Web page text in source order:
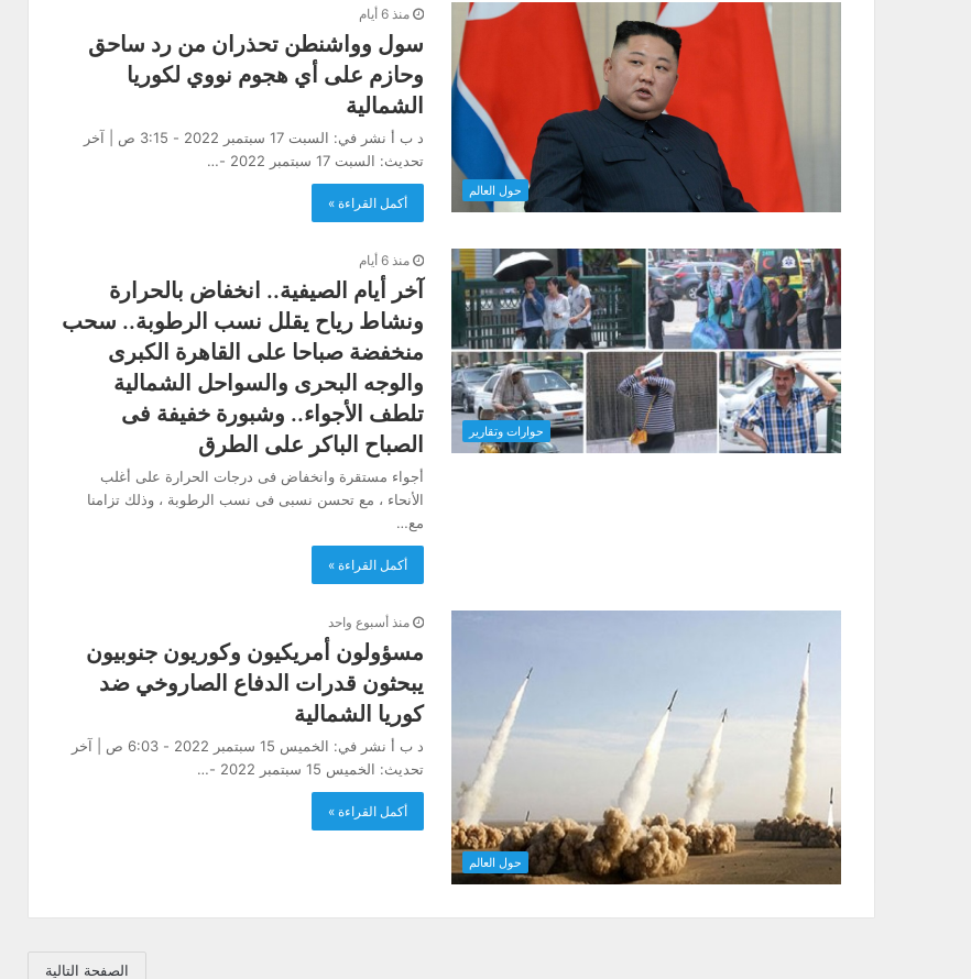
حول العالم
منذ 6 أيام
سول وواشنطن تحذران من رد ساحق
وحازم على أي هجوم نووي لكوريا
الشمالية
د ب أ نشر في: السبت 17 سبتمبر 2022 - 3:15 ص | آخر
تحديث: السبت 17 سبتمبر 2022 -…
أكمل القراءة »
حوارات وتقارير
منذ 6 أيام
آخر أيام الصيفية.. انخفاض بالحرارة
ونشاط رياح يقلل نسب الرطوبة.. سحب
منخفضة صباحا على القاهرة الكبرى
والوجه البحرى والسواحل الشمالية
تلطف الأجواء.. وشبورة خفيفة فى
الصباح الباكر على الطرق
أجواء مستقرة وانخفاض فى درجات الحرارة على أغلب
الأنحاء ، مع تحسن نسبى فى نسب الرطوبة ، وذلك تزامنا
مع…
أكمل القراءة »
حول العالم
منذ أسبوع واحد
مسؤولون أمريكيون وكوريون جنوبيون
يبحثون قدرات الدفاع الصاروخي ضد
كوريا الشمالية
د ب أ نشر في: الخميس 15 سبتمبر 2022 - 6:03 ص | آخر
تحديث: الخميس 15 سبتمبر 2022 -…
أكمل القراءة »
الصفحة التالية